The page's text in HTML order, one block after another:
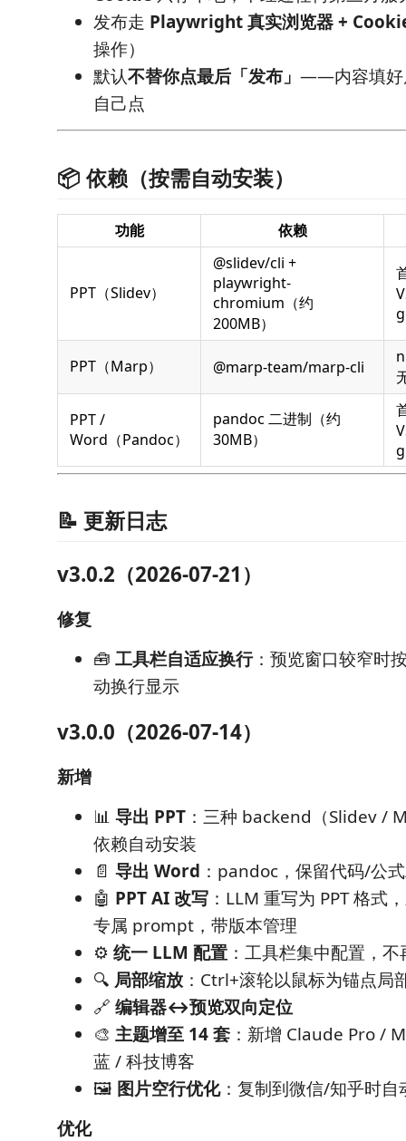
发布走 Playwright 真实浏览器 +
操作）
默认不替你点最后「发布」 ——内容填好
自己点
📦 依赖（按需自动安装）
功能 依赖
PPT（Slidev）
@slidev/cli +
playwright-
chromium（约
200MB）
PPT（Marp） @marp-team/marp-cli
PPT /
Word（Pandoc）
pandoc 二进制（约
30MB）
📝 更新日志
v3.0.2（2026-07-21）
修复
🧰 工具栏自适应换行：预览窗口较窄时
动换行显示
v3.0.0（2026-07-14）
新增
📊 导出 PPT ：三种 backend（Slidev /
依赖自动安装
📄 导出 Word ：pandoc，保留代码/公
🤖 PPT AI 改写 ：LLM 重写为 PPT 格式
专属 prompt，带版本管理
⚙️ 统一 LLM 配置 ：工具栏集中配置，
🔍 局部缩放 ：Ctrl+滚轮以鼠标为锚点局
🔗 编辑器↔预览双向定位
🎨 主题增至 14 套 ：新增 Claude Pro /
蓝 / 科技博客
🖼️ 图片空行优化：复制到微信/知乎时自
优化